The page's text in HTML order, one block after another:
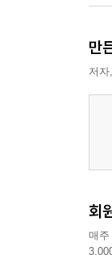
만
저
회
매주